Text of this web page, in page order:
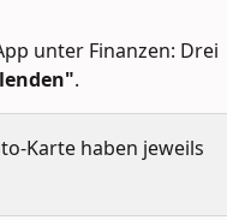
unter Finanzen: Drei
.
Karte haben jeweils